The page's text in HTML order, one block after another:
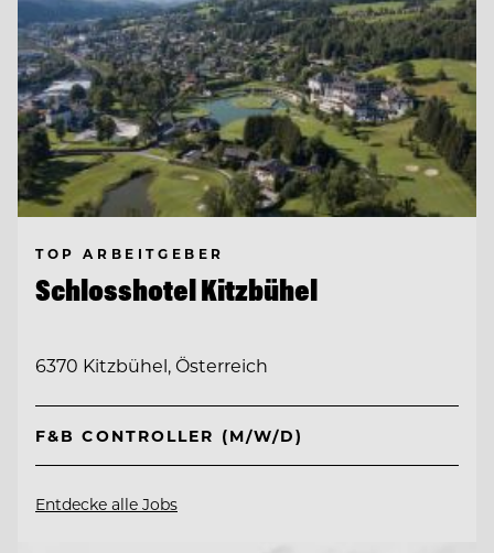
TOP ARBEITGEBER
Schlosshotel Kitzbühel
6370 Kitzbühel, Österreich
F&B CONTROLLER (M/W/D)
Entdecke alle Jobs